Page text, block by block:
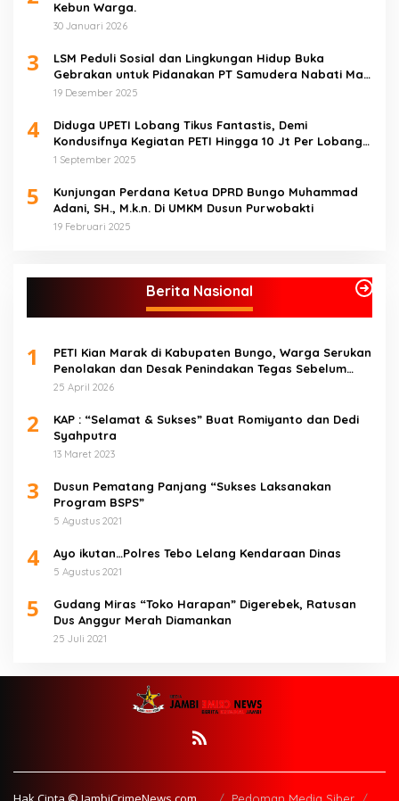
Kebun Warga.
30 Januari 2026
3
LSM Peduli Sosial dan Lingkungan Hidup Buka
Gebrakan untuk Pidanakan PT Samudera Nabati Mas
atas Dugaan Pencemaran Limbah
19 Desember 2025
4
Diduga UPETI Lobang Tikus Fantastis, Demi
Kondusifnya Kegiatan PETI Hingga 10 Jt Per Lobang
Total 1 Milyar Lebih per Bulan
1 September 2025
5
Kunjungan Perdana Ketua DPRD Bungo Muhammad
Adani, SH., M.k.n. Di UMKM Dusun Purwobakti
19 Februari 2025
Berita Nasional
1
PETI Kian Marak di Kabupaten Bungo, Warga Serukan
Penolakan dan Desak Penindakan Tegas Sebelum
Bencana Menelan Korban Tak berdosa.
25 April 2026
2
KAP : “Selamat & Sukses” Buat Romiyanto dan Dedi
Syahputra
13 Maret 2023
3
Dusun Pematang Panjang “Sukses Laksanakan
Program BSPS”
5 Agustus 2021
4 Ayo ikutan…Polres Tebo Lelang Kendaraan Dinas
5 Agustus 2021
5
Gudang Miras “Toko Harapan” Digerebek, Ratusan
Dus Anggur Merah Diamankan
25 Juli 2021